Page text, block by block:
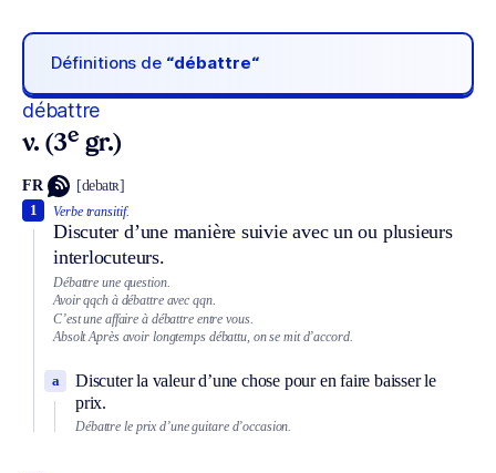
Définitions de “débattre“
débattre
v. (3e gr.)
FR [debatʀ]
Verbe transitif.
Discuter d’une manière suivie avec un ou plusieurs
interlocuteurs.
1
Débattre une question.
Avoir qqch à débattre avec qqn.
C’est une affaire à débattre entre vous.
Absolt Après avoir longtemps débattu, on se mit d’accord.
Discuter la valeur d’une chose pour en faire baisser le
prix.
a
Débattre le prix d’une guitare d’occasion.